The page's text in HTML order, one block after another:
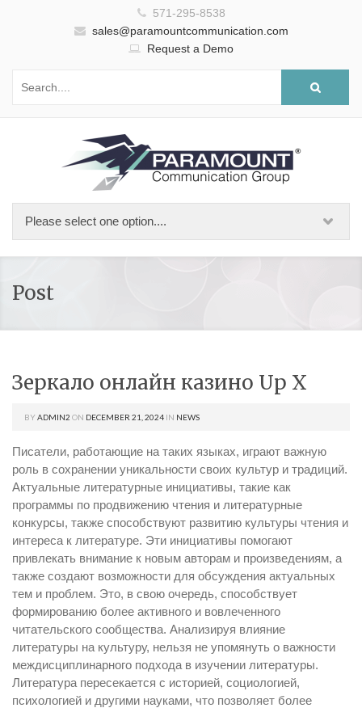
571-295-8538
sales@paramountcommunication.com
Request a Demo
Post
Зеркало онлайн казино Up X
BY ADMIN2 ON DECEMBER 21, 2024 IN NEWS
Писатели, работающие на таких языках, играют важную
роль в сохранении уникальности своих культур и традиций.
Актуальные литературные инициативы, такие как
программы по продвижению чтения и литературные
конкурсы, также способствуют развитию культуры чтения и
интереса к литературе. Эти инициативы помогают
привлекать внимание к новым авторам и произведениям, а
также создают возможности для обсуждения актуальных
тем и проблем. Это, в свою очередь, способствует
формированию более активного и вовлеченного
читательского сообщества. Анализируя влияние
литературы на культуру, нельзя не упомянуть о важности
междисциплинарного подхода в изучении литературы.
Литература пересекается с историей, социологией,
психологией и другими науками, что позволяет более